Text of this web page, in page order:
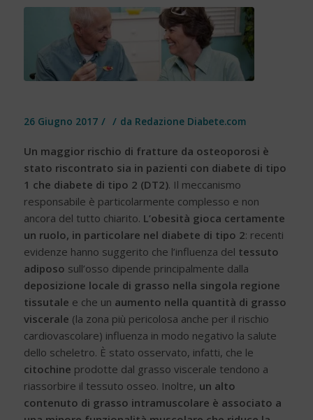
26 Giugno 2017 / / da Redazione Diabete.com
Un maggior rischio di fratture da osteoporosi è
stato riscontrato sia in pazienti con diabete di tipo
1 che diabete di tipo 2 (DT2). Il meccanismo
responsabile è particolarmente complesso e non
ancora del tutto chiarito. L’obesità gioca certamente
un ruolo, in particolare nel diabete di tipo 2: recenti
evidenze hanno suggerito che l’influenza del tessuto
adiposo sull’osso dipende principalmente dalla
deposizione locale di grasso nella singola regione
tissutale e che un aumento nella quantità di grasso
viscerale (la zona più pericolosa anche per il rischio
cardiovascolare) influenza in modo negativo la salute
dello scheletro. È stato osservato, infatti, che le
citochine prodotte dal grasso viscerale tendono a
riassorbire il tessuto osseo. Inoltre, un alto
contenuto di grasso intramuscolare è associato a